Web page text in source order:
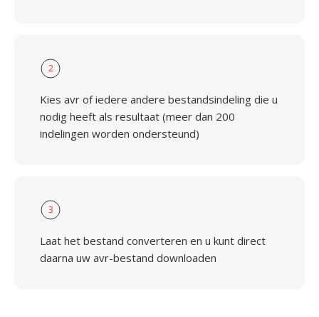
2
Kies avr of iedere andere bestandsindeling die u
nodig heeft als resultaat (meer dan 200
indelingen worden ondersteund)
3
Laat het bestand converteren en u kunt direct
daarna uw avr-bestand downloaden